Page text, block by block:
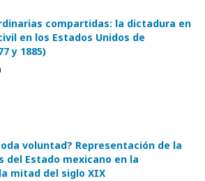
compartidas: la dictadura en
en los Estados Unidos de
y 1885)
voluntad? Representación de la
del Estado mexicano en la
mitad del siglo XIX